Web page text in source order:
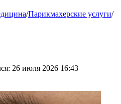
/Парикмахерские услуги/
26 июля 2026 16:43